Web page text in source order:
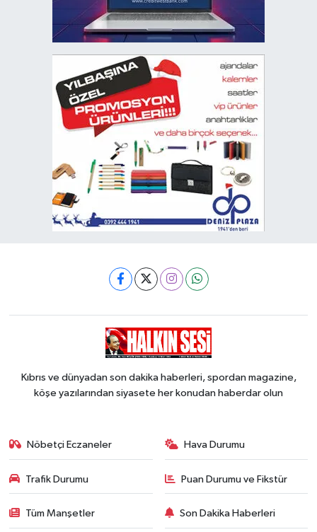
Kıbrıs ve dünyadan son dakika haberleri, spordan magazine,
köşe yazılarından siyasete her konudan haberdar olun
Nöbetçi Eczaneler Hava Durumu
Trafik Durumu Puan Durumu ve Fikstür
Tüm Manşetler Son Dakika Haberleri